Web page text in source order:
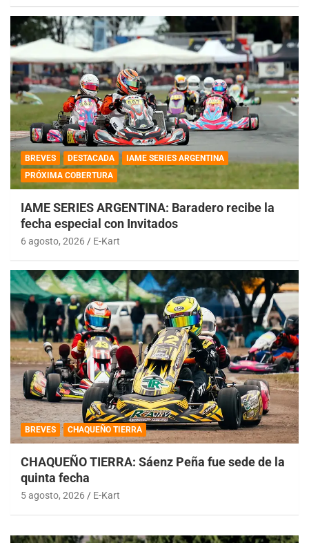
BREVES DESTACADA
IAME SERIES ARGENTINA
PRÓXIMA COBERTURA
IAME SERIES ARGENTINA: Baradero recibe la
fecha especial con Invitados
6 agosto, 2026 E-Kart
BREVES CHAQUEÑO TIERRA
CHAQUEÑO TIERRA: Sáenz Peña fue sede de la
quinta fecha
5 agosto, 2026 E-Kart